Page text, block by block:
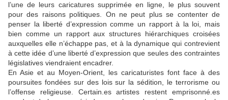
l’une de leurs caricatures supprimée en ligne, le plus souvent
pour des raisons politiques. On ne peut plus se contenter de
penser la liberté d’expression comme un rapport à la loi, mais
bien comme un rapport aux structures hiérarchiques croisées
auxquelles elle n’échappe pas, et à la dynamique qui contrevient
à cette idée d’une liberté d’expression que seules des contraintes
législatives viendraient encadrer.
En Asie et au Moyen-Orient, les caricaturistes font face à des
poursuites fondées sur des lois sur la sédition, le terrorisme ou
l’offense religieuse. Certain.es artistes restent emprisonné.es